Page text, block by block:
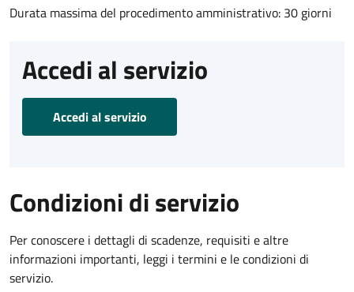
Durata massima del procedimento amministrativo: 30 giorni
Accedi al servizio
Accedi al servizio
Condizioni di servizio
Per conoscere i dettagli di scadenze, requisiti e altre
informazioni importanti, leggi i termini e le condizioni di
servizio.